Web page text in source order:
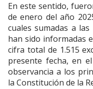
En este sentido,
de enero del año
cuales sumadas a
han sido informadas
cifra total de 1.515
presente fecha, en
observancia a los
la Constitución de la